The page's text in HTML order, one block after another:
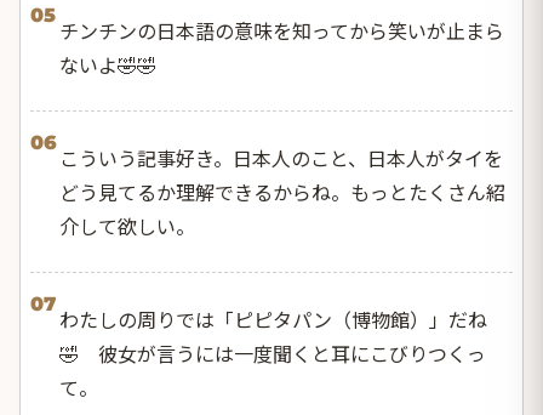
05
チンチンの日本語の意味を知ってから笑いが止まら
ないよ🤣🤣
06
こういう記事好き。日本人のこと、日本人がタイを
どう見てるか理解できるからね。もっとたくさん紹
介して欲しい。
07
わたしの周りでは「ピピタパン（博物館）」だね
🤣 彼女が言うには一度聞くと耳にこびりつくっ
て。